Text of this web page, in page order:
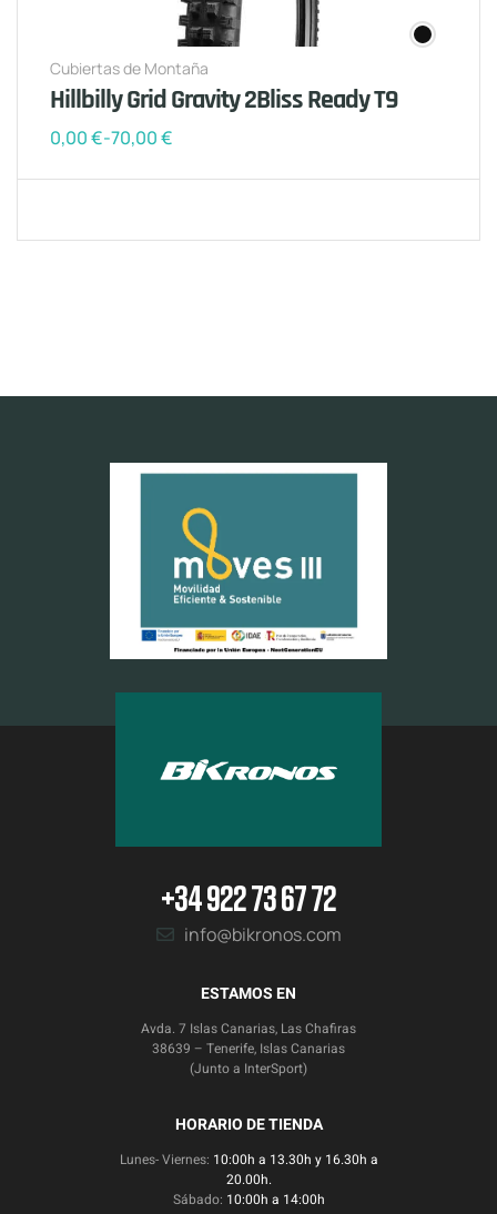
Cubiertas de Montaña
Hillbilly Grid Gravity 2Bliss Ready T9
0,00€-70,00€
+34 922 73 67 72
info@bikronos.com
ESTAMOS EN
Avda. 7 Islas Canarias, Las Chafiras
38639 – Tenerife, Islas Canarias
(Junto a InterSport)
HORARIO DE TIENDA
Lunes- Viernes: 10:00h a 13.30h y 16.30h a
20.00h.
Sábado: 10:00h a 14:00h